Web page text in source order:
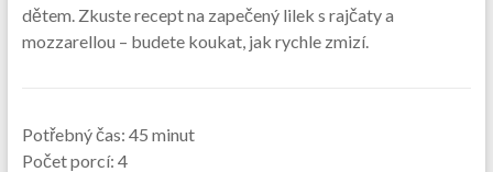
dětem. Zkuste recept na zapečený lilek s rajčaty a
mozzarellou – budete koukat, jak rychle zmizí.
Potřebný čas: 45 minut
Počet porcí: 4